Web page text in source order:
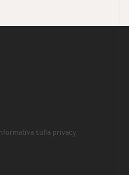
Informativa sulla privacy